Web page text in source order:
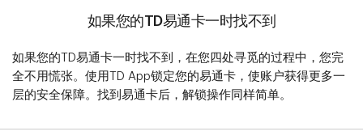
如果您的TD易通卡一时找不到
如果您的TD易通卡一时找不到，在您四处寻觅的过程中，您完
全不用慌张。使用TD App锁定您的易通卡，使账户获得更多一
层的安全保障。找到易通卡后，解锁操作同样简单。